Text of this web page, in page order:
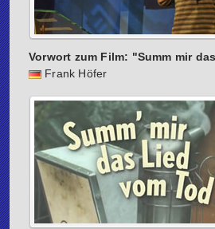
Vorwort zum Film: "Summ mir
Frank Höfer